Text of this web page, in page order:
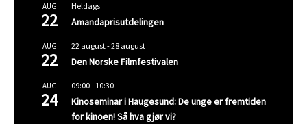
AUG
22
Heldags
Amandaprisutdelingen
AUG
22
22 august-28 august
Den Norske Filmfestivalen
AUG
24
09:00- 10:30
Kinoseminar i Haugesund: De unge er fremtiden
for kinoen! Så hva gjør vi?